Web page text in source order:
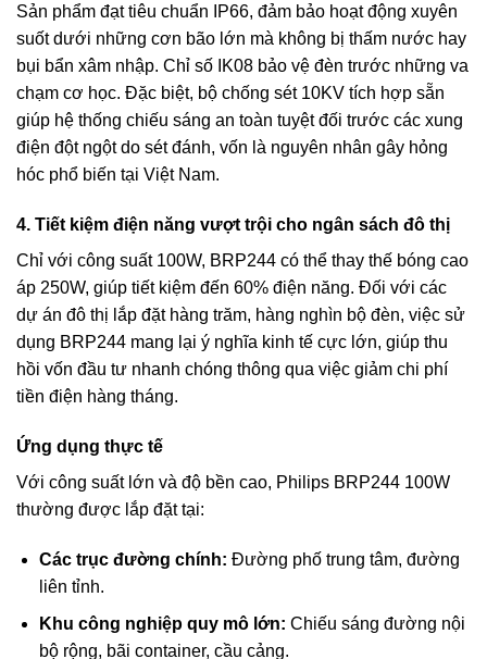
Sản phẩm đạt tiêu chuẩn IP66, đảm bảo hoạt động xuyên
suốt dưới những cơn bão lớn mà không bị thấm nước hay
bụi bẩn xâm nhập. Chỉ số IK08 bảo vệ đèn trước những va
chạm cơ học. Đặc biệt, bộ chống sét 10KV tích hợp sẵn
giúp hệ thống chiếu sáng an toàn tuyệt đối trước các xung
điện đột ngột do sét đánh, vốn là nguyên nhân gây hỏng
hóc phổ biến tại Việt Nam.
4. Tiết kiệm điện năng vượt trội cho ngân sách đô thị
Chỉ với công suất 100W, BRP244 có thể thay thế bóng cao
áp 250W, giúp tiết kiệm đến 60% điện năng. Đối với các
dự án đô thị lắp đặt hàng trăm, hàng nghìn bộ đèn, việc sử
dụng BRP244 mang lại ý nghĩa kinh tế cực lớn, giúp thu
hồi vốn đầu tư nhanh chóng thông qua việc giảm chi phí
tiền điện hàng tháng.
Ứng dụng thực tế
Với công suất lớn và độ bền cao, Philips BRP244 100W
thường được lắp đặt tại:
Các trục đường chính: Đường phố trung tâm, đường
liên tỉnh.
Khu công nghiệp quy mô lớn: Chiếu sáng đường nội
bộ rộng, bãi container, cầu cảng.